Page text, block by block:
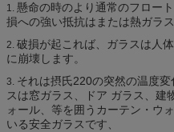
1. 懸命の時のより通常のフロー
損への強い抵抗はまたは熱ガラ
2. 破損が起これば、ガラスは人
に崩壊します。
3. それは摂氏220の突然の温度
スは窓ガラス、ドア ガラス、建
ォール、等を囲うカーテン・ウ
いる安全ガラスです、